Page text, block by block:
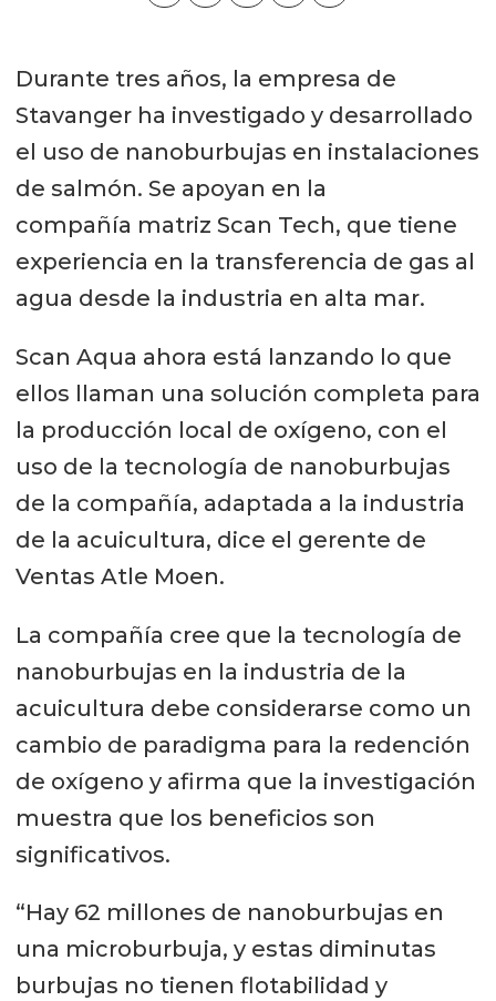
Durante tres años, la empresa de
Stavanger ha investigado y desarrollado
el uso de nanoburbujas en instalaciones
de salmón. Se apoyan en la
compañía matriz Scan Tech, que tiene
experiencia en la transferencia de gas al
agua desde la industria en alta mar.
Scan Aqua ahora está lanzando lo que
ellos llaman una solución completa para
la producción local de oxígeno, con el
uso de la tecnología de nanoburbujas
de la compañía, adaptada a la industria
de la acuicultura, dice el gerente de
Ventas Atle Moen.
La compañía cree que la tecnología de
nanoburbujas en la industria de la
acuicultura debe considerarse como un
cambio de paradigma para la redención
de oxígeno y afirma que la investigación
muestra que los beneficios son
significativos.
“Hay 62 millones de nanoburbujas en
una microburbuja, y estas diminutas
burbujas no tienen flotabilidad y